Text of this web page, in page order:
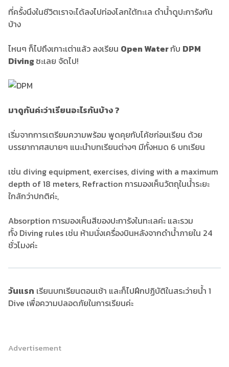
ที่ครั้งนึงในชีวิตเราจะได้ลงไปท่องโลกใต้ทะเล ดำน้ำดูปะการังกัน
บ้าง
ไหนๆ ก็ไปถึงเกาะเต่าแล้ว ลงเรียน Open Waterกับ DPM
Diving ซะเลย จัดไป!
มาดูกันค่ะว่าเรียนอะไรกันบ้าง ?
เริ่มจากการเตรียมความพร้อม พูดคุยกับโค้ชก่อนเรียน ด้วย
บรรยากาศสบายๆ แนะนำบทเรียนต่างๆ มีทั้งหมด 6 บทเรียน
เช่น diving equipment, exercises, diving with a maximum
depth of 18 meters, Refraction การมองเห็นวัตถุในน้ำระยะ
ใกล้กว่าปกติค่ะ,
Absorption การมองเห็นสีของปะการังในทะเลค่ะ และรวม
ทั้ง Diving rules เช่น ห้ามนั่งเครื่องบินหลังจากดำน้ำภายใน 24
ชั่วโมงค่ะ
วันแรก เรียนบทเรียนตอนเช้า และก็ไปฝึกปฏิบัติในสระว่ายน้ำ 1
Dive เพื่อความปลอดภัยในการเรียนค่ะ
Advertisement